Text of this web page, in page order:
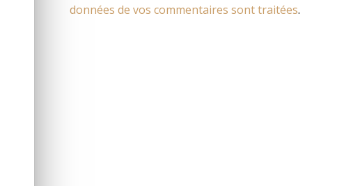
données de vos commentaires sont traitées.